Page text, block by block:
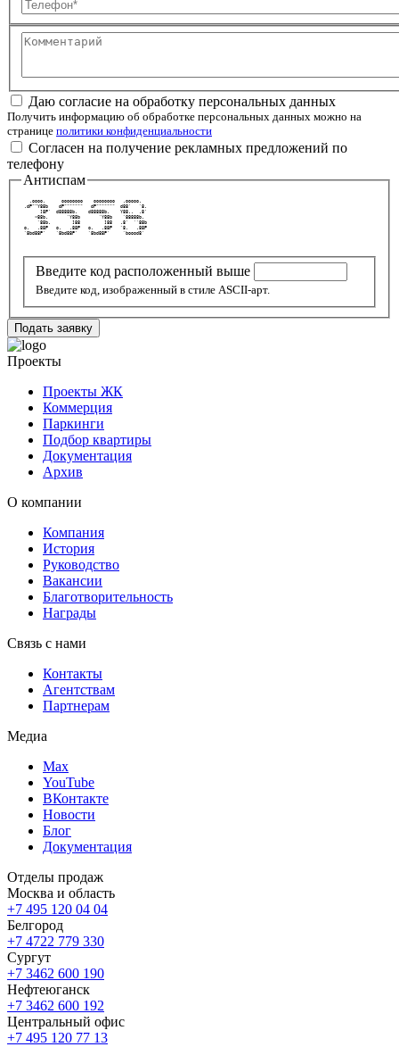
Телефон
Комментарий
Даю согласие на обработку персональных данных
Получить информацию об обработке персональных данных можно на
странице политики конфиденциальности
Согласен на получение рекламных предложений по
телефону
Антиспам
   .oooo.      oooooooo    oooooooo   .ooooo.
.dP""Y88b    dP"""""""   dP"""""""  d88'   `8.
       ]8P'  d88888b.    d88888b.    Y88..  .8'
     <88b.       `Y88b       `Y88b    `88888b.
      `88b.        ]88         ]88   .8'  ``88b
o.   .88P   o.   .88P   o.   .88P   `8.   .88P
`8bd88P'    `8bd88P'    `8bd88P'     `boood8'
Введите код расположенный выше
Введите код, изображенный в стиле ASCII-арт.
Подать заявку
Проекты
Проекты ЖК
Коммерция
Паркинги
Подбор квартиры
Документация
Архив
О компании
Компания
История
Руководство
Вакансии
Благотворительность
Награды
Связь с нами
Контакты
Агентствам
Партнерам
Медиа
Max
YouTube
ВКонтакте
Новости
Блог
Документация
Отделы продаж
Москва и область
+7 495 120 04 04
Белгород
+7 4722 779 330
Сургут
+7 3462 600 190
Нефтеюганск
+7 3462 600 192
Центральный офис
+7 495 120 77 13